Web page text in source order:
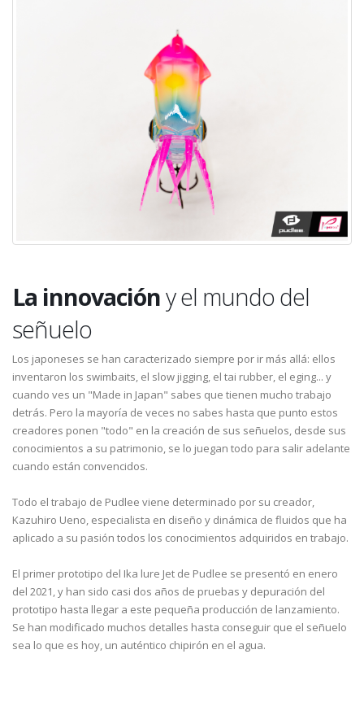
La innovacióny el mundo del
señuelo
Los japoneses se han caracterizado siempre por ir más allá: ellos
inventaron los swimbaits, el slow jigging, el tai rubber, el eging... y
cuando ves un "Made in Japan" sabes que tienen mucho trabajo
detrás. Pero la mayoría de veces no sabes hasta que punto estos
creadores ponen "todo" en la creación de sus señuelos, desde sus
conocimientos a su patrimonio, se lo juegan todo para salir adelante
cuando están convencidos.
Todo el trabajo de Pudlee viene determinado por su creador,
Kazuhiro Ueno, especialista en diseño y dinámica de fluidos que ha
aplicado a su pasión todos los conocimientos adquiridos en trabajo.
El primer prototipo del Ika lure Jet de Pudlee se presentó en enero
del 2021, y han sido casi dos años de pruebas y depuración del
prototipo hasta llegar a este pequeña producción de lanzamiento.
Se han modificado muchos detalles hasta conseguir que el señuelo
sea lo que es hoy, un auténtico chipirón en el agua.